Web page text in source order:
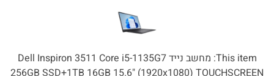
Dell
Inspiron
3511
Core
This item:
מחשב נייד Dell Inspiron 3511 Core i5-1135G7
256GB SSD+1TB 16GB 15.6" (1920x1080) TOUCHSCREEN